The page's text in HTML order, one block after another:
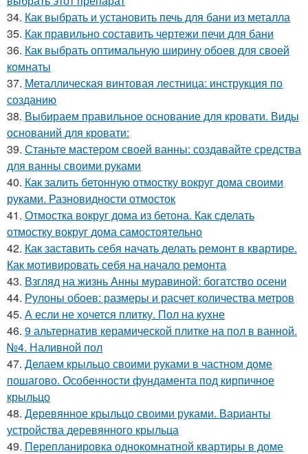
34. Как выбрать и установить печь для бани из металла
35. Как правильно составить чертежи печи для бани
36. Как выбрать оптимальную ширину обоев для своей
комнаты
37. Металлическая винтовая лестница: инструкция по
созданию
38. Выбираем правильное основание для кровати. Виды
оснований для кровати:
39. Станьте мастером своей ванны: создавайте средства
для ванны своими руками
40. Как залить бетонную отмостку вокруг дома своими
руками. Разновидности отмосток
41. Отмостка вокруг дома из бетона. Как сделать
отмостку вокруг дома самостоятельно
42. Как заставить себя начать делать ремонт в квартире.
Как мотивировать себя на начало ремонта
43. Взгляд на жизнь Анны муравиной: богатство осени
44. Рулоны обоев: размеры и расчет количества метров
45. А если не хочется плитку. Пол на кухне
46. 9 альтернатив керамической плитке на пол в ванной.
№4. Наливной пол
47. Делаем крыльцо своими руками в частном доме
пошагово. Особенности фундамента под кирпичное
крыльцо
48. Деревянное крыльцо своими руками. Варианты
устройства деревянного крыльца
49. Перепланировка однокомнатной квартиры в доме